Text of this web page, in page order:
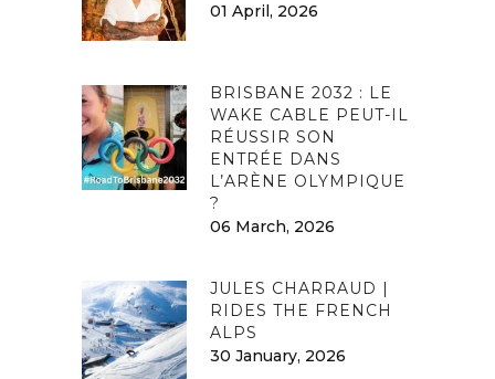
01 April, 2026
BRISBANE 2032 : LE
WAKE CABLE PEUT-IL
RÉUSSIR SON
ENTRÉE DANS
L’ARÈNE OLYMPIQUE
?
06 March, 2026
JULES CHARRAUD |
RIDES THE FRENCH
ALPS
30 January, 2026